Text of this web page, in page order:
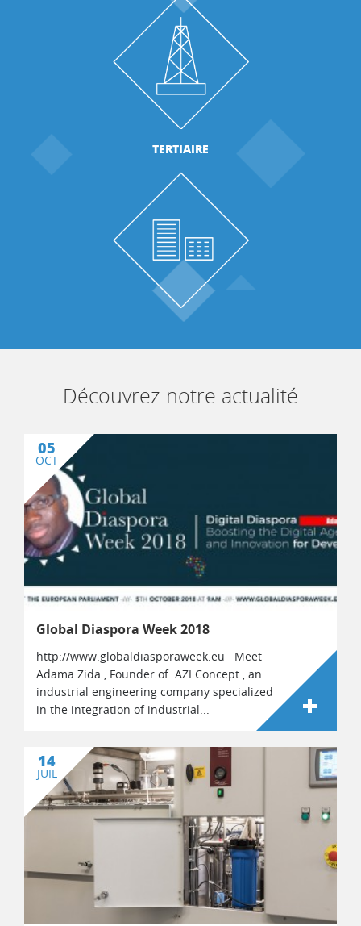
TERTIAIRE
Découvrez notre actualité
05
OCT
Global Diaspora Week 2018
http://www.globaldiasporaweek.eu Meet
Adama Zida , Founder of AZI Concept , an
industrial engineering company specialized
in the integration of industrial...
14
JUIL